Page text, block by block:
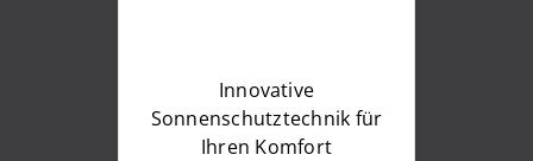
Innovative
Sonnenschutztechnik für
Ihren Komfort